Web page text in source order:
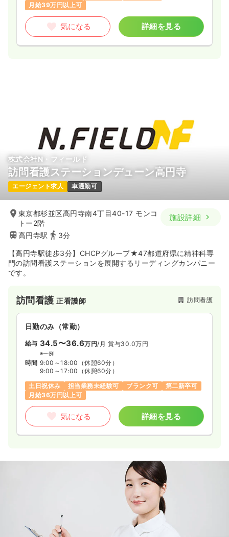
月給39万円以上可
気になる 詳細を見る
株式会社N・フィールド
訪問看護ステーションデューン高円寺
エージェント求人 車通勤可
東京都杉並区高円寺南4丁目40-17 モンコ
トー2階
高円寺駅
3分
施設詳細
【高円寺駅徒歩3分】CHCPグループ★47都道府県に精神科専
門の訪問看護ステーションを展開するリーディングカンパニー
です。
訪問看護正看護師 訪問看護
日勤のみ（常勤）
給与 34.5〜36.6万円/月 賞与30.0万円
※一例
時間 9:00～18:00 （休憩60分）
9:00～17:00 （休憩60分）
土日祝休み
担当業務未経験可 ブランク可
第二新卒可
月給36万円以上可
気になる 詳細を見る